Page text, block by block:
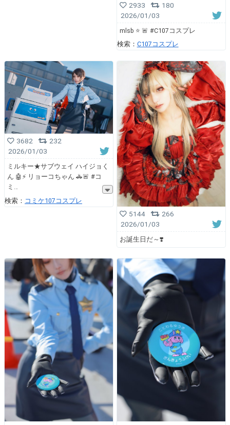
2933
180
2026/01/03
mlsb ⭐️ 🚨 #C107コスプレ
検索： C107コスプレ
3682
232
2026/01/03
ミルキー★サブウェイ ハイジョく
ん 🤖⚡️ リョーコちゃん 🚓🚨 #コ
ミ
検索： コミケ107コスプレ
5144
266
2026/01/03
お誕生日だ～❣️